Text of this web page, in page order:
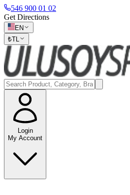
546 900 01 02
Get Directions
EN
₺TL
Login
My Account